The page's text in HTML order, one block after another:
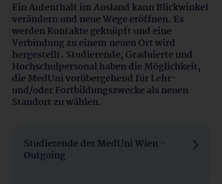
Ein Aufenthalt im Ausland kann Blickwinkel
verändern und neue Wege eröffnen. Es
werden Kontakte geknüpft und eine
Verbindung zu einem neuen Ort wird
hergestellt. Studierende, Graduierte und
Hochschulpersonal haben die Möglichkeit,
die MedUni vorübergehend für Lehr-
und/oder Fortbildungszwecke als neuen
Standort zu wählen.
Studierende der MedUni Wien -
Outgoing